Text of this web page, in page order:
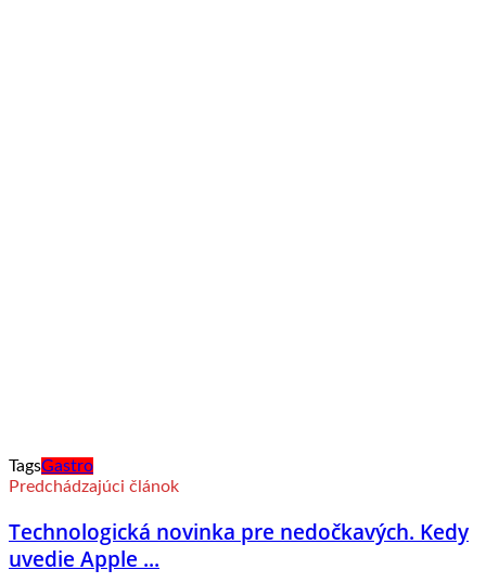
TagsGastro
Predchádzajúci článok
Technologická novinka pre nedočkavých. Kedy
uvedie Apple ...